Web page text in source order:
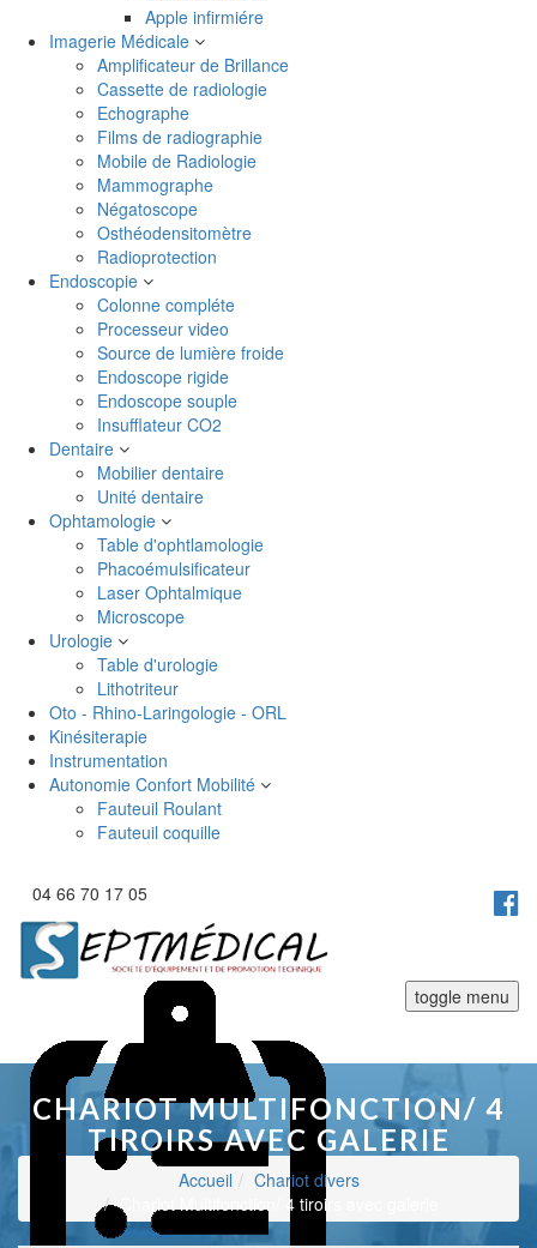
Apple infirmiére
Imagerie Médicale
Amplificateur de Brillance
Cassette de radiologie
Echographe
Films de radiographie
Mobile de Radiologie
Mammographe
Négatoscope
Osthéodensitomètre
Radioprotection
Endoscopie
Colonne compléte
Processeur video
Source de lumière froide
Endoscope rigide
Endoscope souple
Insufflateur CO2
Dentaire
Mobilier dentaire
Unité dentaire
Ophtamologie
Table d'ophtlamologie
Phacoémulsificateur
Laser Ophtalmique
Microscope
Urologie
Table d'urologie
Lithotriteur
Oto - Rhino-Laringologie - ORL
Kinésiterapie
Instrumentation
Autonomie Confort Mobilité
Fauteuil Roulant
Fauteuil coquille
04 66 70 17 05
toggle menu
CHARIOT MULTIFONCTION/ 4
TIROIRS AVEC GALERIE
Accueil
Chariot divers
Chariot Multifonction/ 4 tiroirs avec galerie